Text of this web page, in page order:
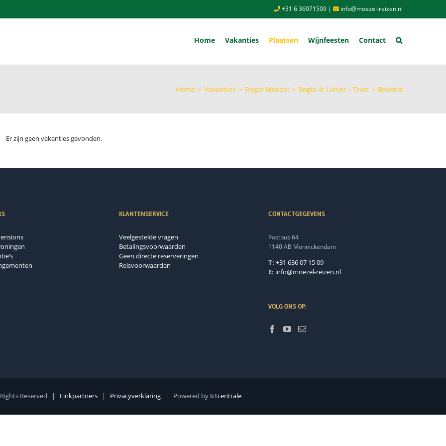
+31 6 36071509 | info@moezel-reizen.nl
Home Vakanties Plaatsen Wijnfeesten Contact
Home > Vakanties > Regio Moezel > Regio 4: Lieser - Trier > Bekond
Er zijn geen vakanties gevonden.
KLANTENSERVICE
Veelgestelde vragen
Betalingsvoorwaarden
Geen directe reserveringen
Reisvoorwaarden
CONTACTGEGEVENS
Postbus 64
1140 AB Monnickendam
T: +31 636 07 15 09
E: info@moezel-reizen.nl
VOLG ONS OP:
Reserved | Linkpartners | Privacyverklaring | Powered by Ictcentrale